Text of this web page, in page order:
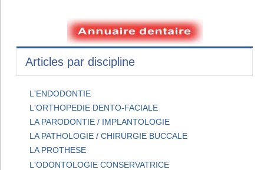
Articles par discipline
L'ENDODONTIE
L'ORTHOPEDIE DENTO-FACIALE
LA PARODONTIE / IMPLANTOLOGIE
LA PATHOLOGIE / CHIRURGIE BUCCALE
LA PROTHESE
L'ODONTOLOGIE CONSERVATRICE